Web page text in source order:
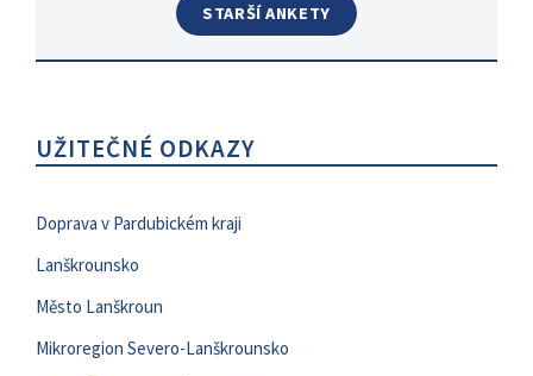
STARŠÍ ANKETY
UŽITEČNÉ ODKAZY
Doprava v Pardubickém kraji
Lanškrounsko
Město Lanškroun
Mikroregion Severo-Lanškrounsko